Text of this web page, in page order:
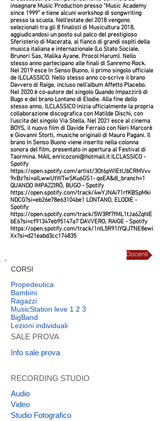
insegnare Music Production presso “Music Academy
since 1999” e tiene alcuni workshop di songwriting
presso la scuola. Nell’estate del 2018 vengono
selezionati tra gli 8 finalisti di Musicultura 2018,
aggiudicandosi un posto sul palco del prestigioso
Sferisterio di Macerata, al fianco di grandi ospiti della
musica italiana e internazionale (Lo Stato Sociale,
Brunori Sas, Malika Ayane, Procol Harum). Nello
stesso anno partecipano alle finali di Sanremo Rock.
Nel 2019 esce In Senso Buono, il primo singolo ufficiale
de ILCLASSICO. Nello stesso anno co-scrive il brano
Davvero di Raige, incluso nell'album Affetto Placebo.
Nel 2020 è co-autore del singolo Quando Impazzirò di
Bugo e del brano Lontano di Elodie. Alla fine dello
stesso anno, ILCLASSICO inizia ufficialmente la propria
collaborazione discografica con Matilde Dischi, con
l’uscita del singolo Via Stella. Nel 2021 esce al cinema
BOYS, il nuovo film di Davide Ferraio con Neri Marcorè
e Giovanni Storti, musiche originali di Mauro Pagani. Il
brano In Senso Buono viene inserito nella colonna
sonora del film, presentato in apertura al Festival di
Taormina. MAILenricozoni@hotmail.it ILCLASSICO -
Spotify
https://open.spotify.com/artist/3Ot6pWlEtIJbCRMVvv
9xBz?si=aILwwUtWTwSKu6GS1-qoEA&dl_branch=1
QUANDO IMPAZZIRÒ, BUGO - Spotify
https://open.spotify.com/track/4wYJNAi71rfKBSpMki
NDCG?si=eb26e78e63104be1 LONTANO, ELODIE -
Spotify
https://open.spotify.com/track/5W3Rf7fML1tJa6ZqhIE
bE6?si=cf91347eb95147a7 DAVVERO, RAIGE - Spotify
https://open.spotify.com/track/1nIL5R91lYQiJTNE8ewi
Xx?si=d21eabd3cc174835
Docenti
CORSI
Propedeutica
Bambini
Ragazzi
MusicStation leve 1 2 3
BigBand
Lezioni individuali
SALE PROVA
Info sale prova
RECORDING STUDIO
Audio
Video
Studio Fotografico